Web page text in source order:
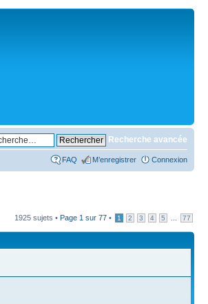
Recherche avancée
FAQ M’enregistrer Connexion
1925 sujets • Page 1 sur 77 • 1 2 3 4 5 77